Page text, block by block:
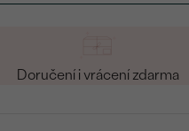
Doručení i vrácení zdarma